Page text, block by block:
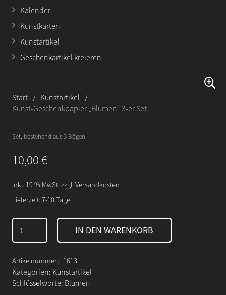
Kalender
Kunstkarten
Kunstartikel
Geschenkartikel kreieren
Start / Kunstartikel /
Kunst-Geschenkpapier „Blumen“ 3-er Set
Set, bestehend aus 3 Bögen
10,00€
inkl. 19 % MwSt. zzgl. Versandkosten
Lieferzeit: 7-10 Tage
Kunst-
Geschenkpapier
„Blumen“
3-
er
Set
Menge
IN DEN WARENKORB
Artikelnummer: 1613
Kategorien: Kunstartikel
Schlüsselworte: Blumen